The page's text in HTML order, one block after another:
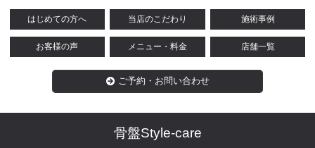
はじめての方へ 当店のこだわり 施術事例
お客様の声 メニュー・料金 店舗一覧
ご予約・お問い合わせ
骨盤Style-care